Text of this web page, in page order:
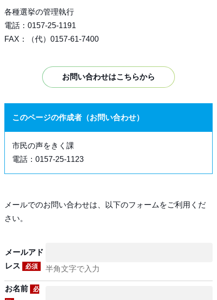
各種選挙の管理執行
電話：0157-25-1191
FAX：（代）0157-61-7400
お問い合わせはこちらから
このページの作成者（お問い合わせ）
市民の声をきく課
電話：0157-25-1123
メールでのお問い合わせは、以下のフォームをご利用くだ
さい。
メールアド
レス
必須 半角文字で入力
お名前
必